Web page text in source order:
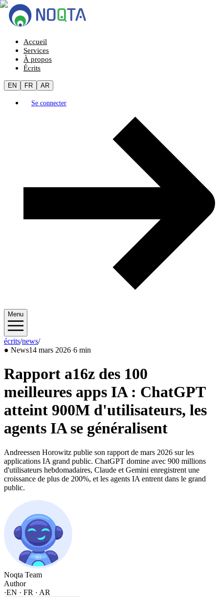
Accueil
Services
À propos
Écrits
EN FR AR
Se connecter
Menu
écrits/news/2026/03
● News14 mars 2026·6 min
Rapport a16z des 100
meilleures apps IA : ChatGPT
atteint 900M d'utilisateurs, les
agents IA se généralisent
Andreessen Horowitz publie son rapport de mars 2026 sur les
applications IA grand public. ChatGPT domine avec 900 millions
d'utilisateurs hebdomadaires, Claude et Gemini enregistrent une
croissance de plus de 200%, et les agents IA entrent dans le grand
public.
Noqta Team
Author
·EN · FR · AR